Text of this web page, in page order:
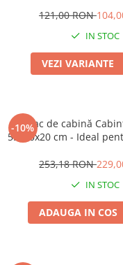
centimetri
121,00 RON
IN STOC
VEZI VARIANTE
-10%
Rucsac de cabină
55x40x20 cm - Ideal
sau DanAir,- 44L,
253,18 RON
IN STOC
ADAUGA IN COS